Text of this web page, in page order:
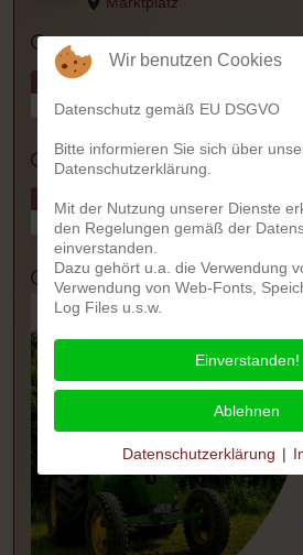
07.08.2026
21
Aug.
Festplatz im Wiesental
21.08.2026 - 24.08.2026
29
Lanzfreunde: Tag der offenen
Vereinshalle Lanzfreunde
29.08.2026 11:00
Wir benutzen Cookies
Datenschutz gemäß EU DSGVO
Bitte informieren Sie sich über
Datenschutzerklärung.
Mit der Nutzung unserer Dienste
den Regelungen gemäß der
einverstanden.
Dazu gehört u.a. die Verwendung
Verwendung von Web-Fonts,
Log Files u.s.w.
Einverstanden!
Ablehnen
Datenschutzerklärung |